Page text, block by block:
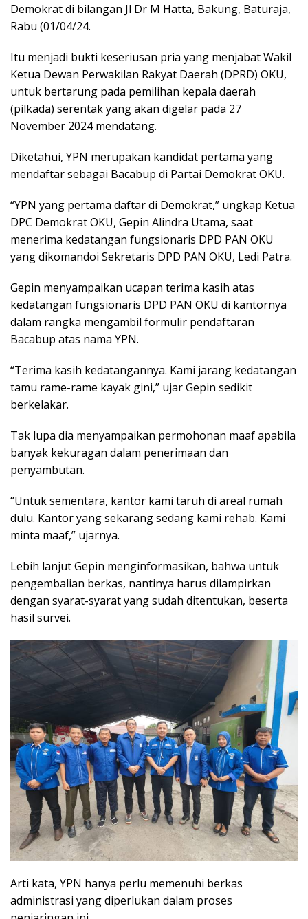
Demokrat di bilangan Jl Dr M Hatta, Bakung, Baturaja,
Rabu (01/04/24.
Itu menjadi bukti keseriusan pria yang menjabat Wakil
Ketua Dewan Perwakilan Rakyat Daerah (DPRD) OKU,
untuk bertarung pada pemilihan kepala daerah
(pilkada) serentak yang akan digelar pada 27
November 2024 mendatang.
Diketahui, YPN merupakan kandidat pertama yang
mendaftar sebagai Bacabup di Partai Demokrat OKU.
“YPN yang pertama daftar di Demokrat,” ungkap Ketua
DPC Demokrat OKU, Gepin Alindra Utama, saat
menerima kedatangan fungsionaris DPD PAN OKU
yang dikomandoi Sekretaris DPD PAN OKU, Ledi Patra.
Gepin menyampaikan ucapan terima kasih atas
kedatangan fungsionaris DPD PAN OKU di kantornya
dalam rangka mengambil formulir pendaftaran
Bacabup atas nama YPN.
“Terima kasih kedatangannya. Kami jarang kedatangan
tamu rame-rame kayak gini,” ujar Gepin sedikit
berkelakar.
Tak lupa dia menyampaikan permohonan maaf apabila
banyak kekuragan dalam penerimaan dan
penyambutan.
“Untuk sementara, kantor kami taruh di areal rumah
dulu. Kantor yang sekarang sedang kami rehab. Kami
minta maaf,” ujarnya.
Lebih lanjut Gepin menginformasikan, bahwa untuk
pengembalian berkas, nantinya harus dilampirkan
dengan syarat-syarat yang sudah ditentukan, beserta
hasil survei.
Arti kata, YPN hanya perlu memenuhi berkas
administrasi yang diperlukan dalam proses